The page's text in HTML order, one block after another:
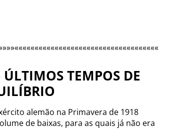
TEMPOS DE
alemão na Primavera de 1918
de baixas, para as quais já não era